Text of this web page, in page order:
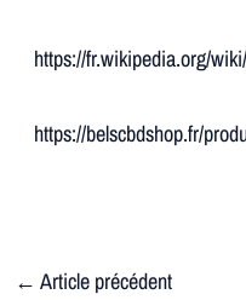
https://fr.wikipedia.org/
https://belscbdshop.fr/
← Article précédent